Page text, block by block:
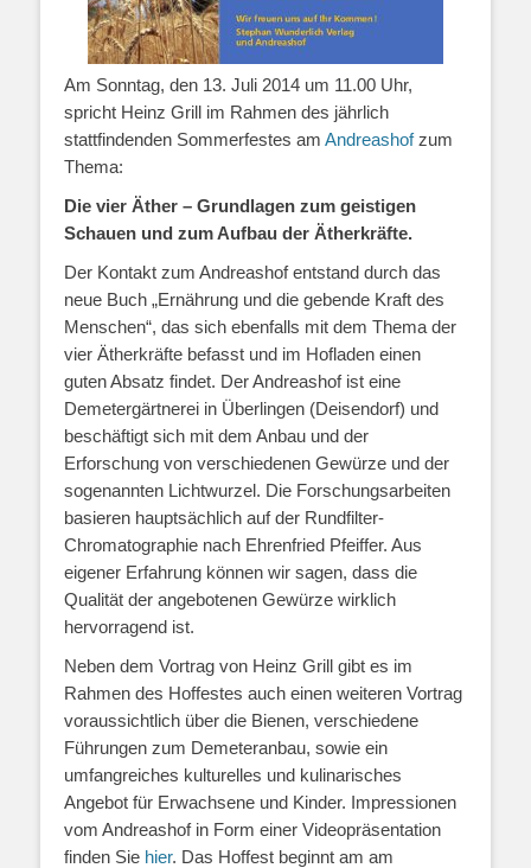
Am Sonntag, den 13. Juli 2014 um 11.00 Uhr,
spricht Heinz Grill im Rahmen des jährlich
stattfindenden Sommerfestes am Andreashofzum
Thema:
Die vier Äther – Grundlagen zum geistigen
Schauen und zum Aufbau der Ätherkräfte.
Der Kontakt zum Andreashof entstand durch das
neue Buch „Ernährung und die gebende Kraft des
Menschen“, das sich ebenfalls mit dem Thema der
vier Ätherkräfte befasst und im Hofladen einen
guten Absatz findet. Der Andreashof ist eine
Demetergärtnerei in Überlingen (Deisendorf) und
beschäftigt sich mit dem Anbau und der
Erforschung von verschiedenen Gewürze und der
sogenannten Lichtwurzel. Die Forschungsarbeiten
basieren hauptsächlich auf der Rundfilter-
Chromatographie nach Ehrenfried Pfeiffer. Aus
eigener Erfahrung können wir sagen, dass die
Qualität der angebotenen Gewürze wirklich
hervorragend ist.
Neben dem Vortrag von Heinz Grill gibt es im
Rahmen des Hoffestes auch einen weiteren Vortrag
voraussichtlich über die Bienen, verschiedene
Führungen zum Demeteranbau, sowie ein
umfangreiches kulturelles und kulinarisches
Angebot für Erwachsene und Kinder. Impressionen
vom Andreashof in Form einer Videopräsentation
finden Sie hier. Das Hoffest beginnt am am